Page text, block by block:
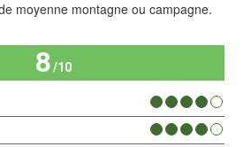
moyenne montagne ou campagne.
8/10